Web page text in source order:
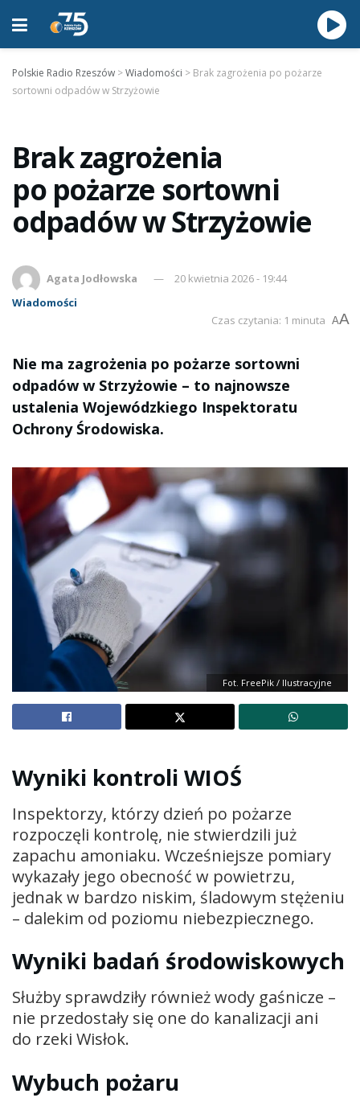
Polskie Radio Rzeszów >Wiadomości > Brak zagrożenia po pożarze
sortowni odpadów w Strzyżowie
Brak zagrożenia
po pożarze sortowni
odpadów w Strzyżowie
Agata Jodłowska
20 kwietnia 2026 - 19:44
Wiadomości
Czas czytania: 1 minuta AA
Nie ma zagrożenia po pożarze sortowni
odpadów w Strzyżowie – to najnowsze
ustalenia Wojewódzkiego Inspektoratu
Ochrony Środowiska.
Fot. FreePik / Ilustracyjne
Wyniki kontroli WIOŚ
Inspektorzy, którzy dzień po pożarze
rozpoczęli kontrolę, nie stwierdzili już
zapachu amoniaku. Wcześniejsze pomiary
wykazały jego obecność w powietrzu,
jednak w bardzo niskim, śladowym stężeniu
– dalekim od poziomu niebezpiecznego.
Wyniki badań środowiskowych
Służby sprawdziły również wody gaśnicze –
nie przedostały się one do kanalizacji ani
do rzeki Wisłok.
Wybuch pożaru